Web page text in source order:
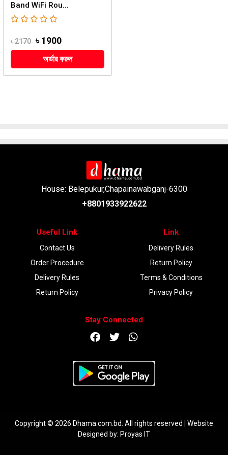
Band WiFi Rou...
৳ 2170 ৳ 1900
অর্ডার করুন
House: Belepukur,Chapainawabganj-6300
+8801933922622
Useful Link
Contact Us
Order Procedure
Delivery Rules
Return Policy
Link
Delivery Rules
Return Policy
Terms & Conditions
Privacy Policy
Stay Connected
Copyright © 2026 Dhama.com.bd. All rights reserved
Website
Designed by: Proyas IT